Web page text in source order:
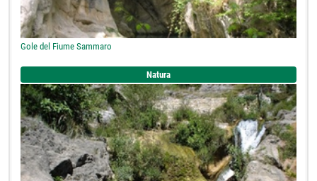
Gole del Fiume Sammaro
Natura